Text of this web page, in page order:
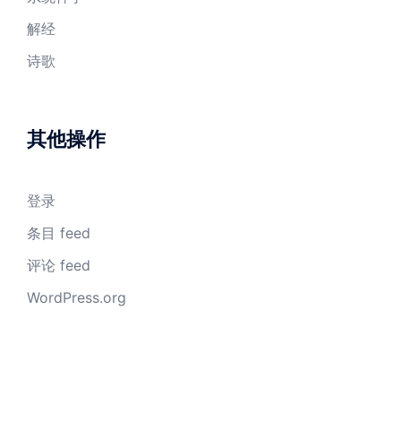
解经
诗歌
其他操作
登录
条目 feed
评论 feed
WordPress.org